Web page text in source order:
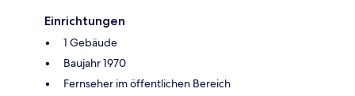
Einrichtungen
1 Gebäude
Baujahr 1970
Fernseher im öffentlichen Bereich